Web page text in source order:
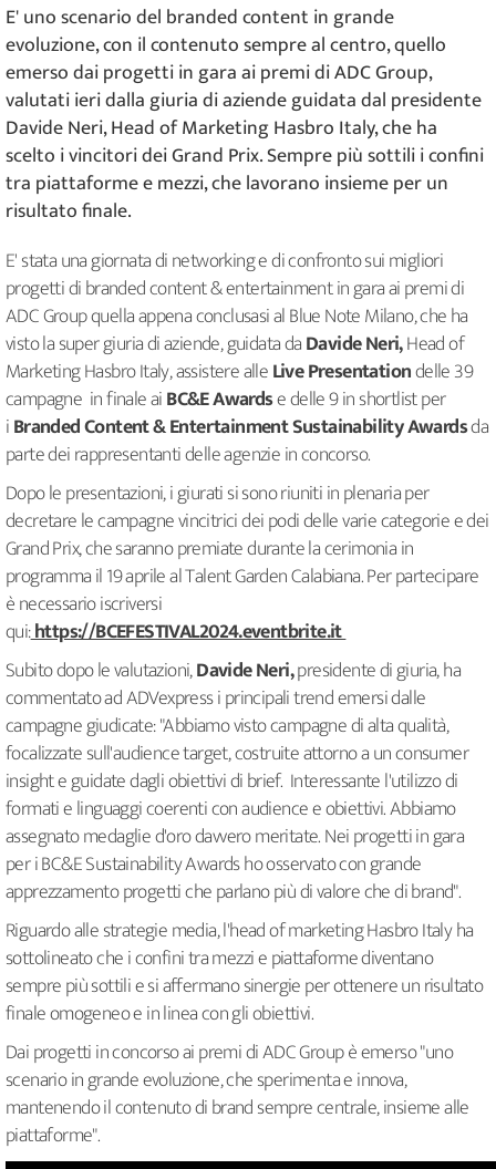
E' uno scenario del branded content in grande
evoluzione, con il contenuto sempre al centro, quello
emerso dai progetti in gara ai premi di ADC Group,
valutati ieri dalla giuria di aziende guidata dal presidente
Davide Neri, Head of Marketing Hasbro Italy, che ha
scelto i vincitori dei Grand Prix. Sempre più sottili i confini
tra piattaforme e mezzi, che lavorano insieme per un
risultato finale.
E' stata una giornata di networking e di confronto sui migliori
progetti di branded content & entertainment in gara ai premi di
ADC Group quella appena conclusasi al Blue Note Milano, che ha
visto la super giuria di aziende, guidata daDavide Neri,Head of
Marketing Hasbro Italy, assistere alleLive Presentationdelle 39
campagne in finale aiBC&E Awardse delle 9 in shortlist per
iBranded Content & Entertainment Sustainability Awardsda
parte dei rappresentanti delle agenzie in concorso.
Dopo le presentazioni, i giurati si sono riuniti in plenaria per
decretare le campagne vincitrici dei podi delle varie categorie e dei
Grand Prix, che saranno premiate durante la cerimonia in
programma il 19 aprile al Talent Garden Calabiana. Per partecipare
è necessario iscriversi
qui:https://BCEFESTIVAL2024.eventbrite.it
Subito dopo le valutazioni,Davide Neri,presidente di giuria, ha
commentato ad ADVexpress i principali trend emersi dalle
campagne giudicate: "Abbiamo visto campagne di alta qualità,
focalizzate sull'audience target, costruite attorno a un consumer
insight e guidate dagli obiettivi di brief. Interessante l'utilizzo di
formati e linguaggi coerenti con audience e obiettivi. Abbiamo
assegnato medaglie d'oro davvero meritate. Nei progetti in gara
per i BC&E Sustainability Awards ho osservato con grande
apprezzamento progetti che parlano più di valore che di brand".
Riguardo alle strategie media, l'head of marketing Hasbro Italy ha
sottolineato che i confini tra mezzi e piattaforme diventano
sempre più sottili e si affermano sinergie per ottenere un risultato
finale omogeneo e in linea con gli obiettivi.
Dai progetti in concorso ai premi di ADC Group è emerso "uno
scenario in grande evoluzione, che sperimenta e innova,
mantenendo il contenuto di brand sempre centrale, insieme alle
piattaforme".